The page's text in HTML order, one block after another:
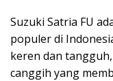
Suzuki Satria FU
populer di
keren dan
canggih yang